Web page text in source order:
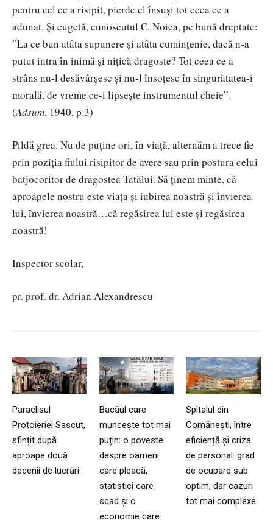
pentru cel ce a risipit, pierde el însuși tot ceea ce a
adunat. Și cugetă, cunoscutul C. Noica, pe bună dreptate:
”La ce bun atâta supunere și atâta cumințenie, dacă n-a
putut intra în inimă și nițică dragoste? Tot ceea ce a
strâns nu-l desăvârșesc și nu-l însoțesc în singurătatea-i
morală, de vreme ce-i lipsește instrumentul cheie”.
(Adsum, 1940, p.3)
Pildă grea. Nu de puține ori, în viață, alternăm a trece fie
prin poziția fiului risipitor de avere sau prin postura celui
batjocoritor de dragostea Tatălui. Să ținem minte, că
aproapele nostru este viața și iubirea noastră și învierea
lui, învierea noastră…că regăsirea lui este și regăsirea
noastră!
Inspector scolar,
pr. prof. dr. Adrian Alexandrescu
Paraclisul
Protoieriei Sascut,
sfințit după
aproape două
decenii de lucrări
Bacăul care
muncește tot mai
puțin: o poveste
despre oameni
care pleacă,
statistici care
scad și o
economie care
Spitalul din
Comănești, între
eficiență și criza
de personal: grad
de ocupare sub
optim, dar cazuri
tot mai complexe